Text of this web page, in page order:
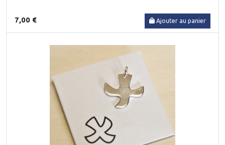
7,00 € Ajouter au panier